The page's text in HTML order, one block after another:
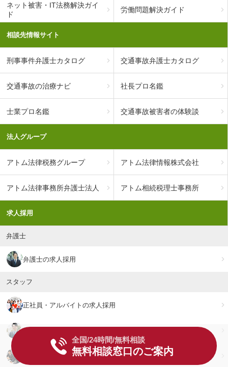
全国/24時間/無料相談
無料相談窓口のご案内
ネット被害・IT法務解決ガイ
ド
労働問題解決ガイド
相談先情報サイト
刑事事件弁護士カタログ 交通事故弁護士カタログ
交通事故の治療ナビ 社長プロ名鑑
士業プロ名鑑 交通事故被害者の体験談
法人グループ
アトム法律税務グループ アトム法律情報株式会社
アトム法律事務所弁護士法人 アトム相続税理士事務所
求人採用
弁護士
弁護士の求人採用
スタッフ
正社員・アルバイトの求人採用
新卒・準新卒総合職
相談予約営業部